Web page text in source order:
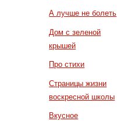
А лучше не болеть
Дом с зеленой
крышей
Про стихи
Страницы жизни
воскресной школы
Вкусное